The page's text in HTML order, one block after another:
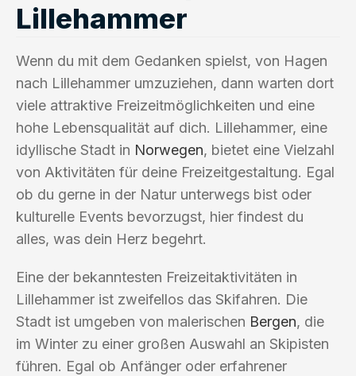
Lillehammer
Wenn du mit dem Gedanken spielst, von Hagen
nach Lillehammer umzuziehen, dann warten dort
viele attraktive Freizeitmöglichkeiten und eine
hohe Lebensqualität auf dich. Lillehammer, eine
idyllische Stadt in Norwegen, bietet eine Vielzahl
von Aktivitäten für deine Freizeitgestaltung. Egal
ob du gerne in der Natur unterwegs bist oder
kulturelle Events bevorzugst, hier findest du
alles, was dein Herz begehrt.
Eine der bekanntesten Freizeitaktivitäten in
Lillehammer ist zweifellos das Skifahren. Die
Stadt ist umgeben von malerischen Bergen, die
im Winter zu einer großen Auswahl an Skipisten
führen. Egal ob Anfänger oder erfahrener